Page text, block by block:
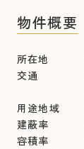
物件概要
所在地 渋
交通 東京
JR山手
用途地域
建蔽率
容積率